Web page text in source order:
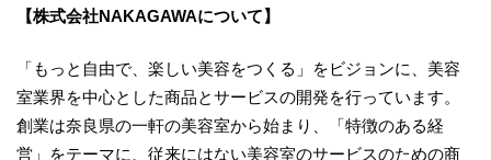
【株式会社NAKAGAWAについて】
「もっと自由で、楽しい美容をつくる」をビジョンに、美容
室業界を中心とした商品とサービスの開発を行っています。
創業は奈良県の一軒の美容室から始まり、「特徴のある経
営」をテーマに、従来にはない美容室のサービスのための商